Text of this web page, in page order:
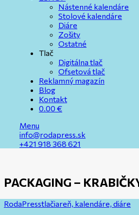
Nástenné kalendáre
Stolové kalendáre
Diáre
Zošity
Ostatné
Tlač
Digitálna tlač
Ofsetová tlač
Reklamný magazín
Blog
Kontakt
0.00 €
Menu
info@rodapress.sk
+421 918 368 621
PACKAGING –
RodaPresstlačiareň, kalendáre, diáre